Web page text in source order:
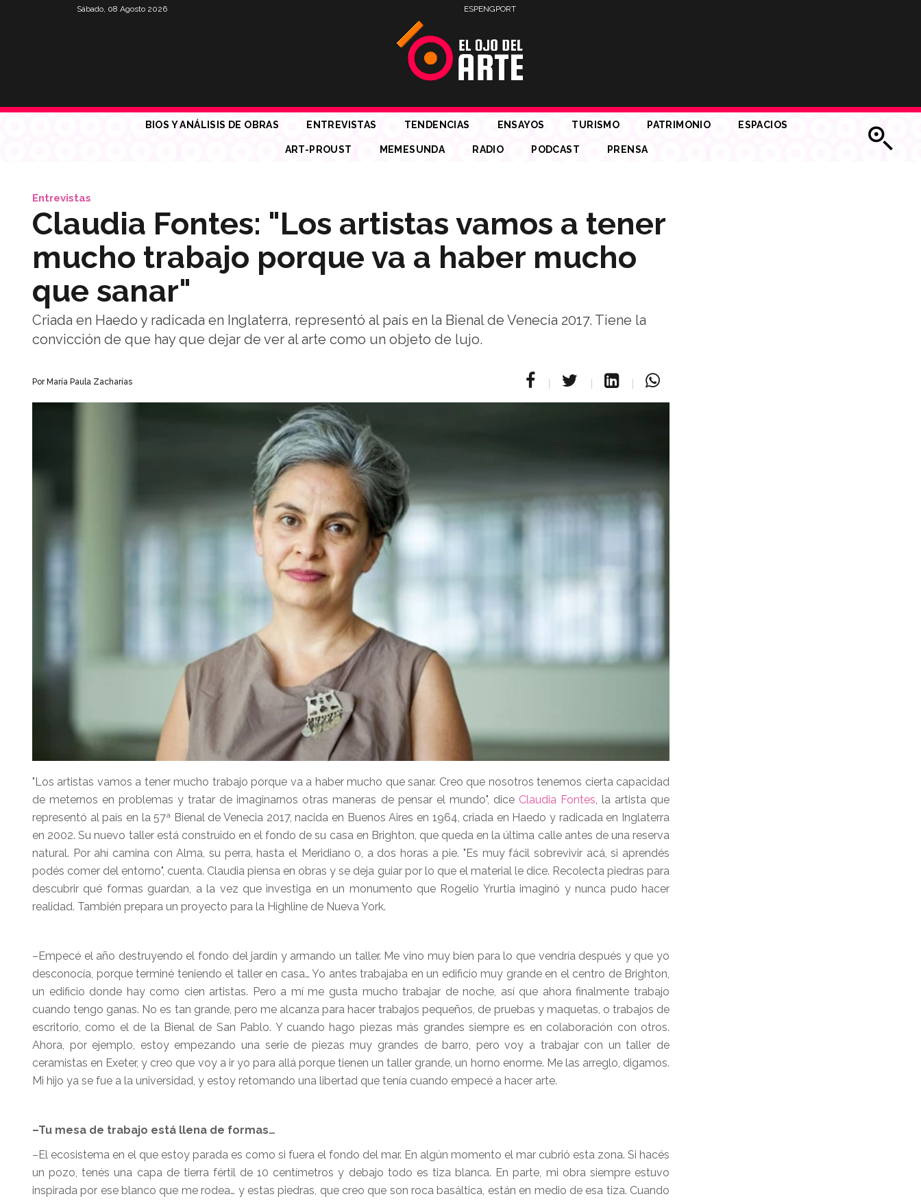
Sábado, 08 Agosto 2026 ESPENGPORT
BIOS Y ANÁLISIS DE OBRAS ENTREVISTAS TENDENCIAS ENSAYOS TURISMO PATRIMONIO ESPACIOS
ART-PROUST MEMESUNDA RADIO PODCAST PRENSA
Entrevistas
Claudia Fontes: "Los artistas vamos a tener
mucho trabajo porque va a haber mucho
que sanar"
Criada en Haedo y radicada en Inglaterra, representó al país en la Bienal de Venecia 2017. Tiene la
convicción de que hay que dejar de ver al arte como un objeto de lujo.
Por María Paula Zacharías
"Los artistas vamos a tener mucho trabajo porque va a haber mucho que sanar. Creo que nosotros tenemos cierta capacidad
de meternos en problemas y tratar de imaginarnos otras maneras de pensar el mundo", dice Claudia Fontes, la artista que
representó al país en la 57ª Bienal de Venecia 2017, nacida en Buenos Aires en 1964, criada en Haedo y radicada en Inglaterra
en 2002. Su nuevo taller está construido en el fondo de su casa en Brighton, que queda en la última calle antes de una reserva
natural. Por ahí camina con Alma, su perra, hasta el Meridiano 0, a dos horas a pie. "Es muy fácil sobrevivir acá, si aprendés
podés comer del entorno", cuenta. Claudia piensa en obras y se deja guiar por lo que el material le dice. Recolecta piedras para
descubrir qué formas guardan, a la vez que investiga en un monumento que Rogelio Yrurtia imaginó y nunca pudo hacer
realidad. También prepara un proyecto para la Highline de Nueva York.
–Empecé el año destruyendo el fondo del jardín y armando un taller. Me vino muy bien para lo que vendría después y que yo
desconocía, porque terminé teniendo el taller en casa… Yo antes trabajaba en un edificio muy grande en el centro de Brighton,
un edificio donde hay como cien artistas. Pero a mí me gusta mucho trabajar de noche, así que ahora finalmente trabajo
cuando tengo ganas. No es tan grande, pero me alcanza para hacer trabajos pequeños, de pruebas y maquetas, o trabajos de
escritorio, como el de la Bienal de San Pablo. Y cuando hago piezas más grandes siempre es en colaboración con otros.
Ahora, por ejemplo, estoy empezando una serie de piezas muy grandes de barro, pero voy a trabajar con un taller de
ceramistas en Exeter, y creo que voy a ir yo para allá porque tienen un taller grande, un horno enorme. Me las arreglo, digamos.
Mi hijo ya se fue a la universidad, y estoy retomando una libertad que tenía cuando empecé a hacer arte.
–Tu mesa de trabajo está llena de formas…
–El ecosistema en el que estoy parada es como si fuera el fondo del mar. En algún momento el mar cubrió esta zona. Si hacés
un pozo, tenés una capa de tierra fértil de 10 centímetros y debajo todo es tiza blanca. En parte, mi obra siempre estuvo
inspirada por ese blanco que me rodea… y estas piedras, que creo que son roca basáltica, están en medio de esa tiza. Cuando